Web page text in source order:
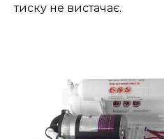
тиску не вистачає.